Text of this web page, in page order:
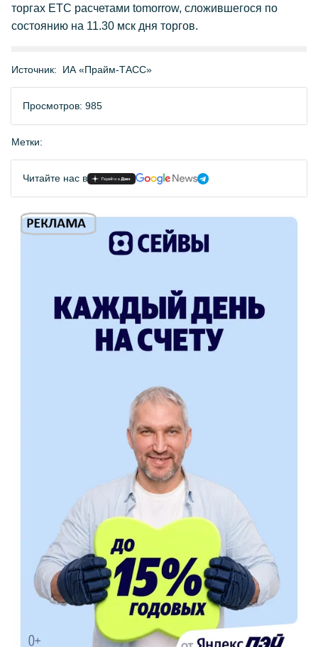
торгах ETC расчетами tomorrow, сложившегося по
состоянию на 11.30 мск дня торгов.
Источник: ИА «Прайм-ТАСС»
Просмотров: 985
Метки:
Читайте нас в